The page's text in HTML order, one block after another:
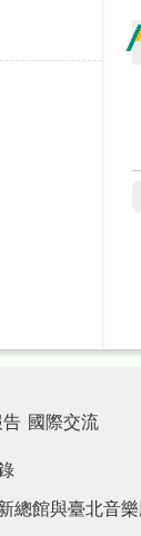
國際交流
總館與臺北音